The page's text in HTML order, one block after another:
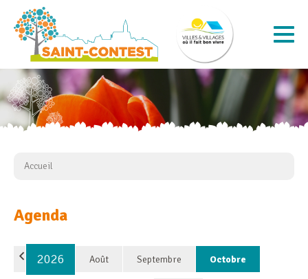
Accueil
Agenda
2026 Août Septembre Octobre